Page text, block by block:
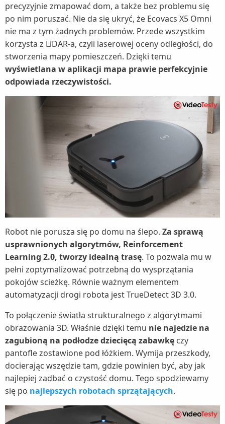
precyzyjnie zmapować dom, a także bez problemu się
po nim poruszać. Nie da się ukryć, że Ecovacs X5 Omni
nie ma z tym żadnych problemów. Przede wszystkim
korzysta z LiDAR-a, czyli laserowej oceny odległości, do
stworzenia mapy pomieszczeń. Dzięki temu
wyświetlana w aplikacji mapa prawie perfekcyjnie
odpowiada rzeczywistości.
Robot nie porusza się po domu na ślepo. Za sprawą
usprawnionych algorytmów, Reinforcement
Learning 2.0, tworzy idealną trasę. To pozwala mu w
pełni zoptymalizować potrzebną do wysprzątania
pokojów scieżkę. Równie ważnym elementem
automatyzacji drogi robota jest TrueDetect 3D 3.0.
To połączenie światła strukturalnego z algorytmami
obrazowania 3D. Właśnie dzięki temu nie najedzie na
zagubioną na podłodze dziecięcą zabawkę czy
pantofle zostawione pod łóżkiem. Wymija przeszkody,
docierając wszędzie tam, gdzie powinien być, aby jak
najlepiej zadbać o czystość domu. Tego spodziewamy
się po najlepszych robotach sprzątających.